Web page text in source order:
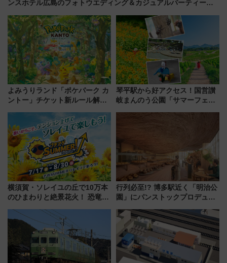
ンスホテル広島のフォトウエディング＆カジュアルパーティープ
よみうりランド「ポケパーク カ
ントー」チケット新ルール解
本人確認が11月スタート
琴平駅から好アクセス！国営讃
岐まんのう公園「サマーフェス
横須賀・ソレイユの丘で10万本
のひまわりと絶景花火！ 恐竜や
帰りお出かけ最新情報（2026年
7月17日～開催）
行列必至!? 博多駅近く「明治公
園」にパンストックプロデュー
オープン 秋からはビストロ営業
も！